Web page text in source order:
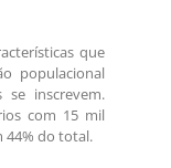
que
populacional
inscrevem.
com 15 mil
44% do total.